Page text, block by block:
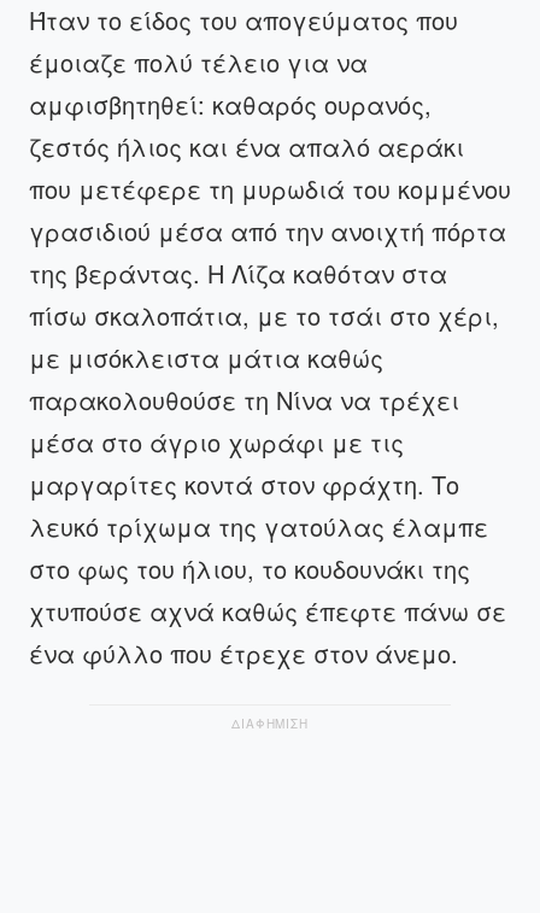
Ήταν το είδος του απογεύματος που
έμοιαζε πολύ τέλειο για να
αμφισβητηθεί: καθαρός ουρανός,
ζεστός ήλιος και ένα απαλό αεράκι
που μετέφερε τη μυρωδιά του κομμένου
γρασιδιού μέσα από την ανοιχτή πόρτα
της βεράντας. Η Λίζα καθόταν στα
πίσω σκαλοπάτια, με το τσάι στο χέρι,
με μισόκλειστα μάτια καθώς
παρακολουθούσε τη Νίνα να τρέχει
μέσα στο άγριο χωράφι με τις
μαργαρίτες κοντά στον φράχτη. Το
λευκό τρίχωμα της γατούλας έλαμπε
στο φως του ήλιου, το κουδουνάκι της
χτυπούσε αχνά καθώς έπεφτε πάνω σε
ένα φύλλο που έτρεχε στον άνεμο.
ΔΙΑΦΗΜΙΣΗ